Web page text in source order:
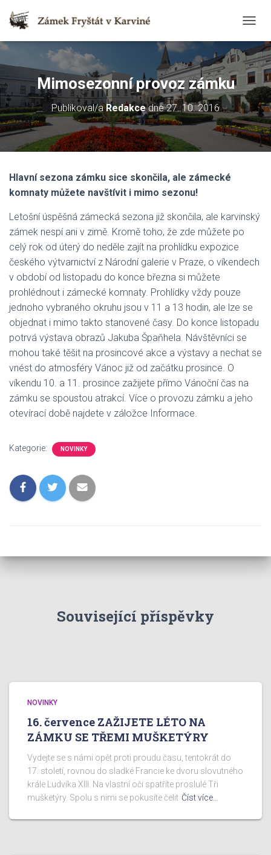
O
G
G
L
E
N
A
V
I
G
Mimosezonní provoz zámku
Publikoval/aRedakcedne27. 10. 2016
Hlavní sezona zámku sice skončila, ale zámecké
komnaty můžete navštívit i mimo sezonu!
Letošní úspěšná zámecká sezona již skončila, ale karvinský
zámek nespí ani v zimě. Kromě toho, že zde můžete po
celý rok od úterý do neděle zajít na prohlídku expozice
českého výtvarnictví z Národní galerie v Praze, o víkendech
v období od listopadu do konce března si můžete
prohlédnout i zámecké komnaty. Prohlídky vždy pouze
jednoho vybraného okruhu jsou v 11 a 13 hodin, ale lze se
objednat i mimo takto stanovené časy. Do konce listopadu
potrvá výstava obrazů Jakuba Špaňhela. Návštěvníci se
mohou také těšit na prosincové akce a výstavy a nechat se
vnést do atmosféry Vánoc již od začátku prosince. O
víkendu 10. a 11. prosince zažijete přímo Vánoční čas na
zámku se spoustou atrakcí. Více o provozu zámku a jeho
otevírací době najdete v záložce Informace.
Kategorie: NOVINKY
Související příspěvky
NOVINKY
16. července ZAŽIJETE LÉTO NA
ZÁMKU SE TŘEMI MUŠKETÝRY
Vydejte se s námi opět proti proudu času, tentokrát do
17. století, rovnou do sladké Francie ke dvoru slovutného
krále Ludvíka XIII. Na vlastní oči spatříte proslulé Tři
mušketýry. Spolu s nimi se pokusíte čelit Číst více…